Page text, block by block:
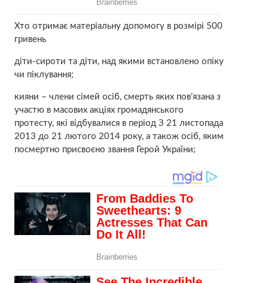
Хто отримає матеріальну допомогу в розмірі 500
гривень
діти-сироти та діти, над якими встановлено опіку
чи піклування;
кияни – члени сімей осіб, смерть яких пов’язана з
участю в масових акціях громадянського
протесту, які відбувалися в період З 21 листопада
2013 до 21 лютого 2014 року, а також осіб, яким
посмертно присвоєно звання Герой України;